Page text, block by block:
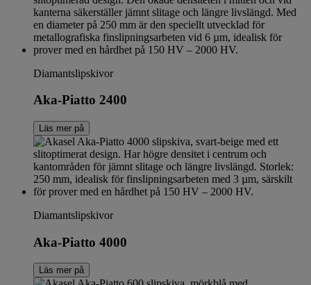
Diamantslipskivor
Aka-Piatto 2400
Läs mer på
Diamantslipskivor
Aka-Piatto 4000
Läs mer på